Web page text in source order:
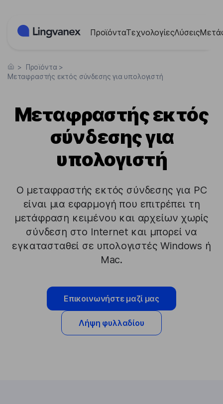
ΠροϊόνταΤεχνολογίεςΛύσεις
> Προϊόντα >
Μεταφραστής εκτός σύνδεσης για υπολογιστή
Μεταφραστής εκτός
σύνδεσης για
υπολογιστή
Ο μεταφραστής εκτός σύνδεσης για PC
είναι μια εφαρμογή που επιτρέπει τη
μετάφραση κειμένου και αρχείων χωρίς
σύνδεση στο Internet και μπορεί να
εγκατασταθεί σε υπολογιστές Windows ή
Mac.
Επικοινωνήστε μαζί μας
Λήψη φυλλαδίου